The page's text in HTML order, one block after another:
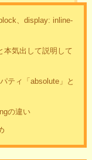
、display: inline-
本気出して説明して
ティ「absolute」と
の違い